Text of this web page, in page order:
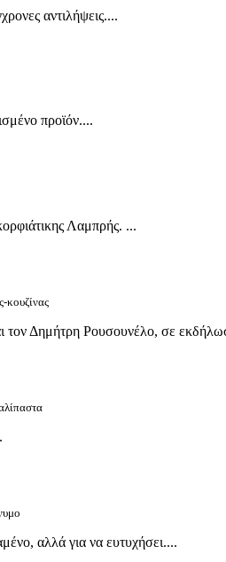
αντιλήψεις....
προϊόν....
Λαμπρής. ...
Δημήτρη Ρουσουνέλο, σε
αλλά για να ευτυχήσει....